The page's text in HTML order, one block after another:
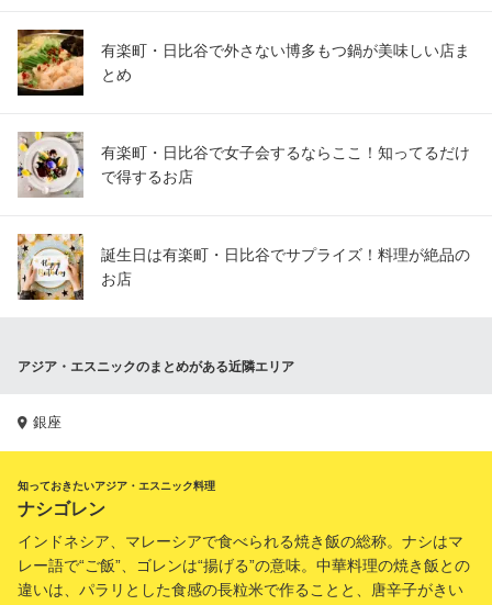
有楽町・日比谷で外さない博多もつ鍋が美味しい店ま
とめ
有楽町・日比谷で女子会するならここ！知ってるだけ
で得するお店
誕生日は有楽町・日比谷でサプライズ！料理が絶品の
お店
アジア・エスニックのまとめがある近隣エリア
銀座
知っておきたいアジア・エスニック料理
ナシゴレン
インドネシア、マレーシアで食べられる焼き飯の総称。ナシはマ
レー語で“ご飯”、ゴレンは“揚げる”の意味。中華料理の焼き飯との
違いは、パラリとした食感の長粒米で作ることと、唐辛子がきい